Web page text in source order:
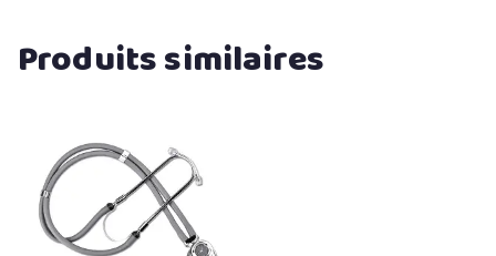
Produits similaires